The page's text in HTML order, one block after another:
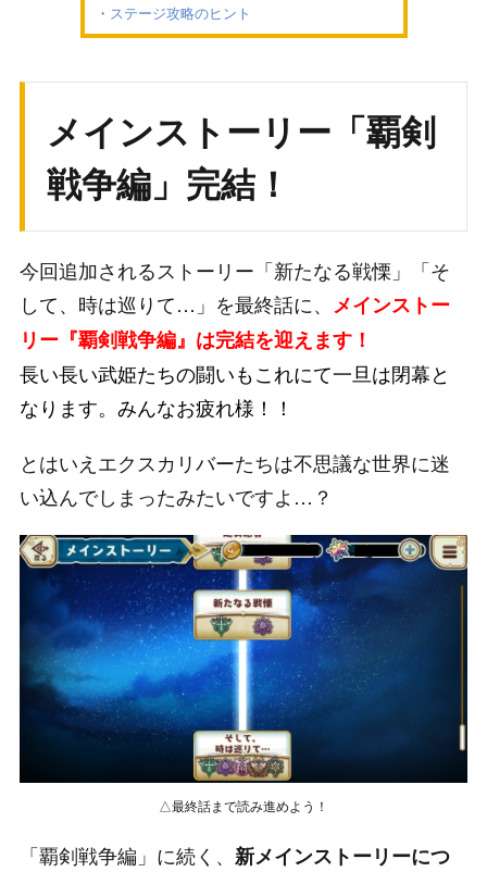
ステージ攻略のヒント
メインストーリー「覇剣
戦争編」完結！
今回追加されるストーリー「新たなる戦慄」「そ
して、時は巡りて…」を最終話に、 メインストー
リー『覇剣戦争編』は完結を迎えます！
長い長い武姫たちの闘いもこれにて一旦は閉幕と
なります。みんなお疲れ様！！
とはいえエクスカリバーたちは不思議な世界に迷
い込んでしまったみたいですよ…？
△最終話まで読み進めよう！
「覇剣戦争編」に続く、 新メインストーリーにつ